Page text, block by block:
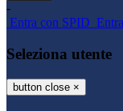
-
Entra con SPID
Seleziona utente
button close ×